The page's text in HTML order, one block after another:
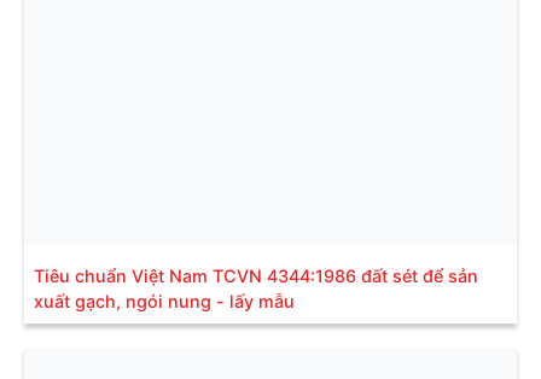
Tiêu chuẩn Việt Nam TCVN 4344:1986 đất sét để sản
xuất gạch, ngói nung - lấy mẫu